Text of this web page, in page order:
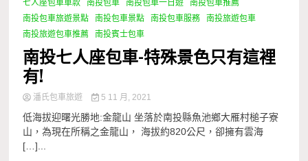
七人座包車車款
南投包車 南投包車一日遊
南投包車推薦
南投包車旅遊景點
南投包車景點 南投包車服務
南投旅遊包車
南投旅遊包車推薦
南投賓士包車
南投七人座包車-特殊景色只有這裡
有!
潘氏包車旅遊 5 11 月, 2021
低海拔迎曙光勝地:金龍山 坐落於南投縣魚池鄉大雁村槌子寮
山，為現在所稱之金龍山， 海拔約820公尺，卻擁有雲海
[…]...